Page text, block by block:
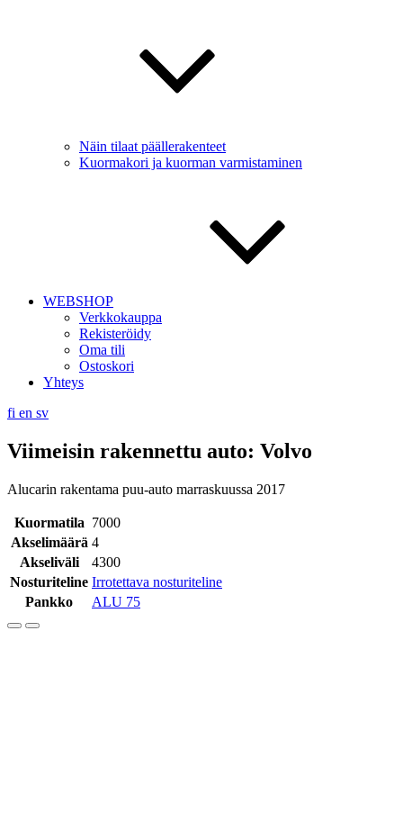
Näin tilaat päällerakenteet
Kuormakori ja kuorman varmistaminen
WEBSHOP
Verkkokauppa
Rekisteröidy
Oma tili
Ostoskori
Yhteys
fi en sv
Viimeisin rakennettu auto: Volvo
Alucarin rakentama puu-auto marraskuussa 2017
Kuormatila 7000
Akselimäärä 4
Akseliväli
4300
Nosturiteline Irrotettava nosturiteline
Pankko
ALU 75